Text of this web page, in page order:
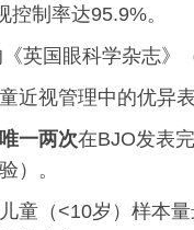
制率达95.9%。
英国眼科学杂志》
近视管理中的优异
一两次在BJO发表
）。
童（<10岁）样本